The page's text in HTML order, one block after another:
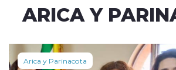
ARICA Y
Arica y Parinacota